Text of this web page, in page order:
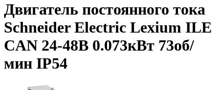
Двигатель постоянного тока
Schneider Electric Lexium ILE
CAN 24-48В 0.073кВт 73об/
мин IP54